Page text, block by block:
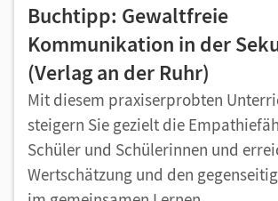
Buchtipp: Gewaltfreie
Kommunikation in der
(Verlag an der Ruhr)
Mit diesem praxiserprobten
steigern Sie gezielt die
Schüler und Schülerinnen und
Wertschätzung und den